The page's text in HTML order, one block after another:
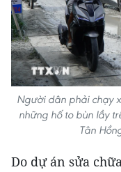
Người dân phải chạy
những hố to bùn lầy
Tân
Do dự án sửa